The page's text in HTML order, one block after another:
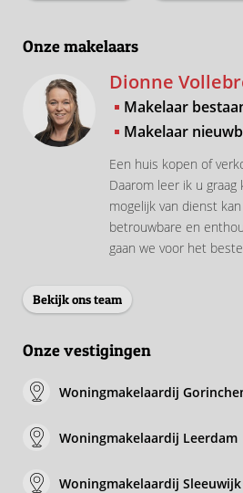
Onze makelaars
Dionne
Makelaar
Makelaar
Een huis kopen of
Daarom leer ik u
mogelijk van dienst
betrouwbare en
gaan we voor het
Bekijk ons team
Onze vestigingen
Woningmakelaardij
Woningmakelaardij Leerdam
Woningmakelaardij Sleeuwijk